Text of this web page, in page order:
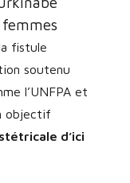
fistule
soutenu
l’UNFPA et
objectif
d’ici